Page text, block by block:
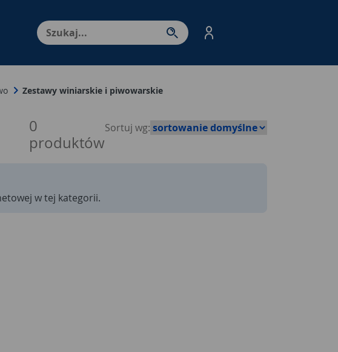
nawigacja: Enter - przejdź do strony produktów. Spacja – otwórz/
Zestawy winiarskie i piwowarskie
0
produktów
Sortuj wg:
w tej kategorii.